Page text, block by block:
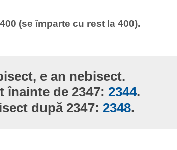
(se împarte cu rest la 400).
e an nebisect.
înainte de 2347: 2344.
după 2347: 2348.